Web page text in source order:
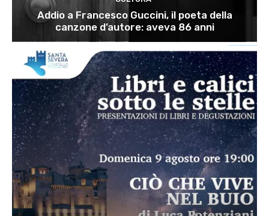
Addio a Francesco Guccini, il poeta della
canzone d’autore: aveva 86 anni